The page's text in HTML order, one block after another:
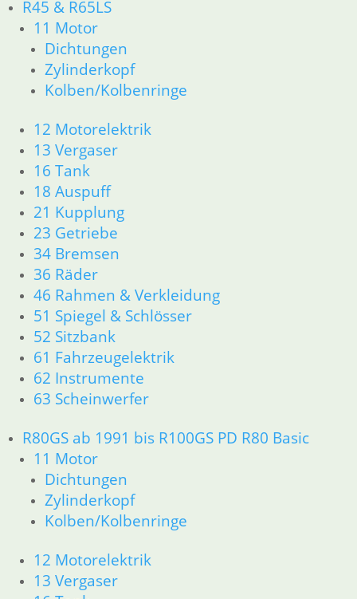
R45 & R65LS
11 Motor
Dichtungen
Zylinderkopf
Kolben/Kolbenringe
12 Motorelektrik
13 Vergaser
16 Tank
18 Auspuff
21 Kupplung
23 Getriebe
34 Bremsen
36 Räder
46 Rahmen & Verkleidung
51 Spiegel & Schlösser
52 Sitzbank
61 Fahrzeugelektrik
62 Instrumente
63 Scheinwerfer
R80GS ab 1991 bis R100GS PD R80 Basic
11 Motor
Dichtungen
Zylinderkopf
Kolben/Kolbenringe
12 Motorelektrik
13 Vergaser
12 Motorelektrik
13 Vergaser
16 Tank
18 Auspuff
21 Kupplung
23 Getriebe
31 Telegabel
32 Lenkung
33 Antrieb
34 Bremsen
36 Räder
46 Rahmen & Verkleidung
51 Spiegel & Schlösser
52 Sitzbank
61 Fahrzeugelektrik
62 Instrumente
63 Scheinwerfer
R80/100 R80/100 RT 1980 bis 1984
11 Motor
Dichtungen
Kolben/Kolbenringe
12 Motorelektrik
13 Vergaser
16 Tank
18 Auspuff
21 Kupplung
23 Getriebe
31 Telegabel
33 Antrieb
32 Lenkung